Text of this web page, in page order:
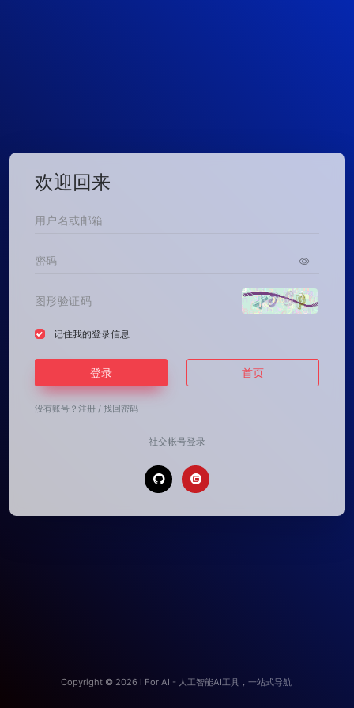
欢迎回来
记住我的登录信息
登录 首页
没有账号？ 注册 / 找回密码
社交帐号登录
Copyright © 2026 i For AI - 人工智能AI工具，一站式导航